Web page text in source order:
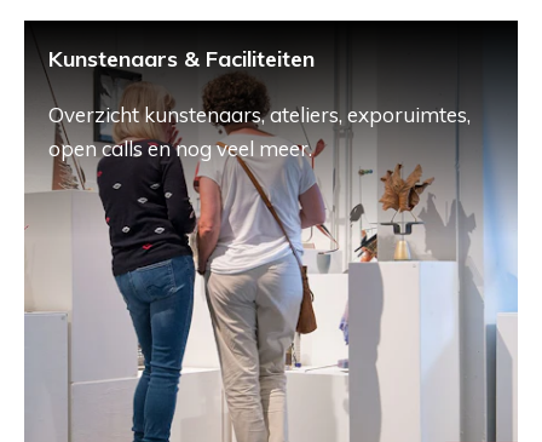
Kunstenaars & Faciliteiten
Overzicht kunstenaars, ateliers, exporuimtes,
open calls en nog veel meer.